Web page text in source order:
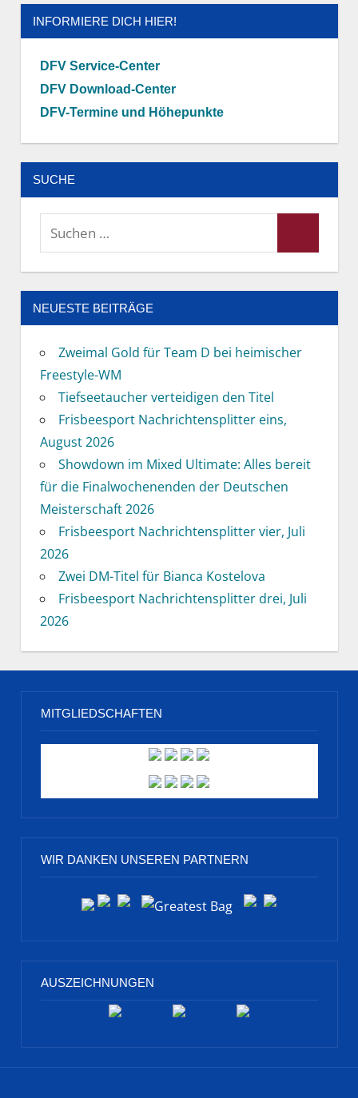
INFORMIERE DICH HIER!
DFV Service-Center
DFV Download-Center
DFV-Termine und Höhepunkte
SUCHE
Suchen
NEUESTE BEITRÄGE
Zweimal Gold für Team D bei heimischer
Freestyle-WM
Tiefseetaucher verteidigen den Titel
Frisbeesport Nachrichtensplitter eins,
August 2026
Showdown im Mixed Ultimate: Alles bereit
für die Finalwochenenden der Deutschen
Meisterschaft 2026
Frisbeesport Nachrichtensplitter vier, Juli
2026
Zwei DM-Titel für Bianca Kostelova
Frisbeesport Nachrichtensplitter drei, Juli
2026
MITGLIEDSCHAFTEN
WIR DANKEN UNSEREN PARTNERN
AUSZEICHNUNGEN